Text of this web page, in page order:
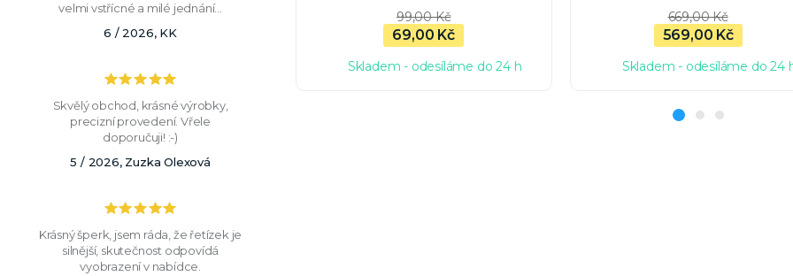
velmi vstřícné a milé jednání...
6 / 2026, KK
Skvělý obchod, krásné výrobky,
precizní provedení. Vřele
doporučuji! :-)
5 / 2026, Zuzka Olexová
Krásný šperk, jsem ráda, že řetízek je
silnější, skutečnost odpovídá
vyobrazení v nabídce.
99,00 Kč
69,00 Kč
Skladem - odesíláme do 24 h
669,00 Kč
569,00 Kč
Skladem - odesíláme do 24